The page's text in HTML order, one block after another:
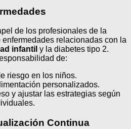
de los profesionales de la
relacionadas con la
infantil y la diabetes tipo 2.
de:
riesgo en los niños.
personalizados.
y ajustar las estrategias según
Continua